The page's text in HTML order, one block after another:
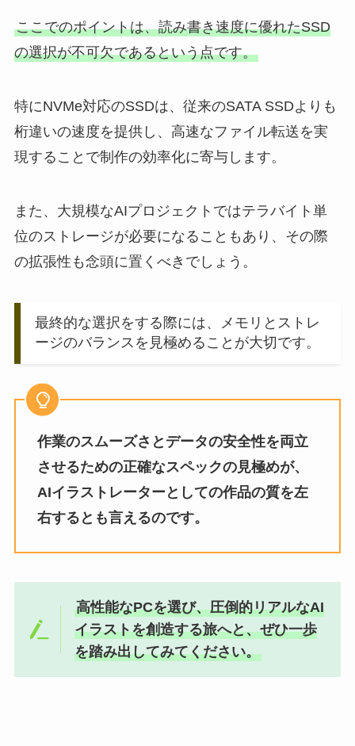
ここでのポイントは、読み書き速度に優れたSSD
の選択が不可欠であるという点です。
特にNVMe対応のSSDは、従来のSATA SSDよりも
桁違いの速度を提供し、高速なファイル転送を実
現することで制作の効率化に寄与します。
また、大規模なAIプロジェクトではテラバイト単
位のストレージが必要になることもあり、その際
の拡張性も念頭に置くべきでしょう。
最終的な選択をする際には、メモリとストレ
ージのバランスを見極めることが大切です。
作業のスムーズさとデータの安全性を両立
させるための正確なスペックの見極めが、
AIイラストレーターとしての作品の質を左
右するとも言えるのです。
高性能なPCを選び、圧倒的リアルなAI
イラストを創造する旅へと、ぜひ一歩
を踏み出してみてください。